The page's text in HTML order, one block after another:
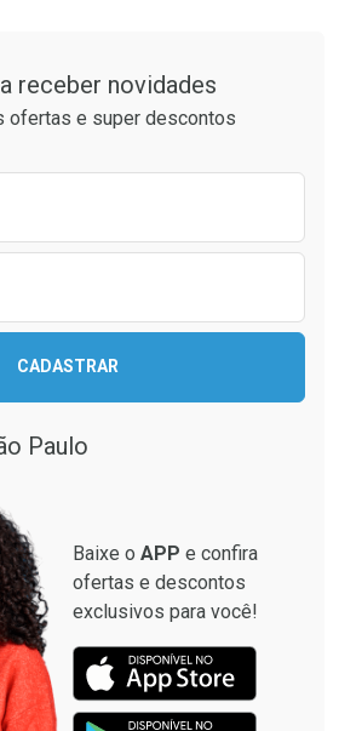
receber novidades
ofertas e super descontos
CADASTRAR
Paulo
Baixe o APP e confira
ofertas e descontos
exclusivos para você!